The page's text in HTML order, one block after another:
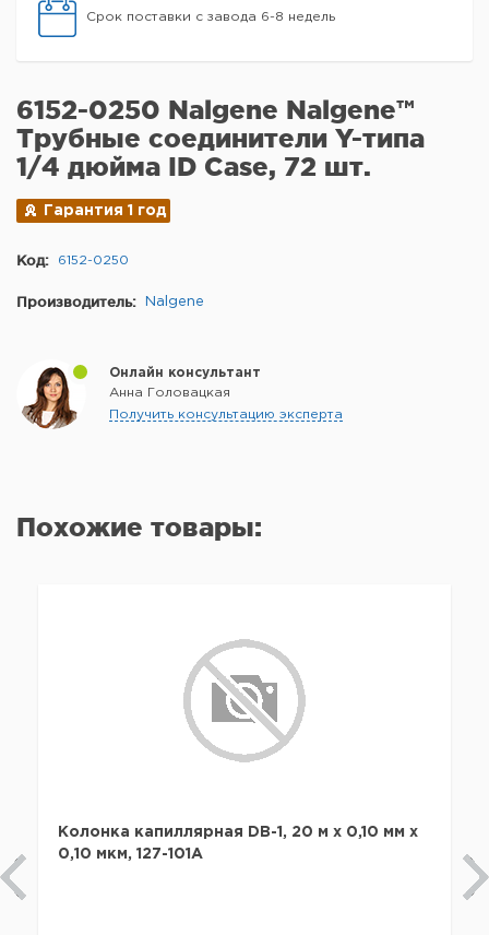
Срок поставки с завода 6-8 недель
6152-0250 Nalgene Nalgene™
Трубные соединители Y-типа
1/4 дюйма ID Case, 72 шт.
Гарантия 1 год
Код: 6152-0250
Производитель: Nalgene
Онлайн консультант
Анна Головацкая
Получить консультацию эксперта
Похожие товары:
Колонка капиллярная DB-1, 20 м x 0,10 мм х
0,10 мкм, 127-101A